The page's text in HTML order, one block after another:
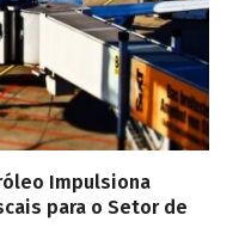
Impulsiona
para o Setor de